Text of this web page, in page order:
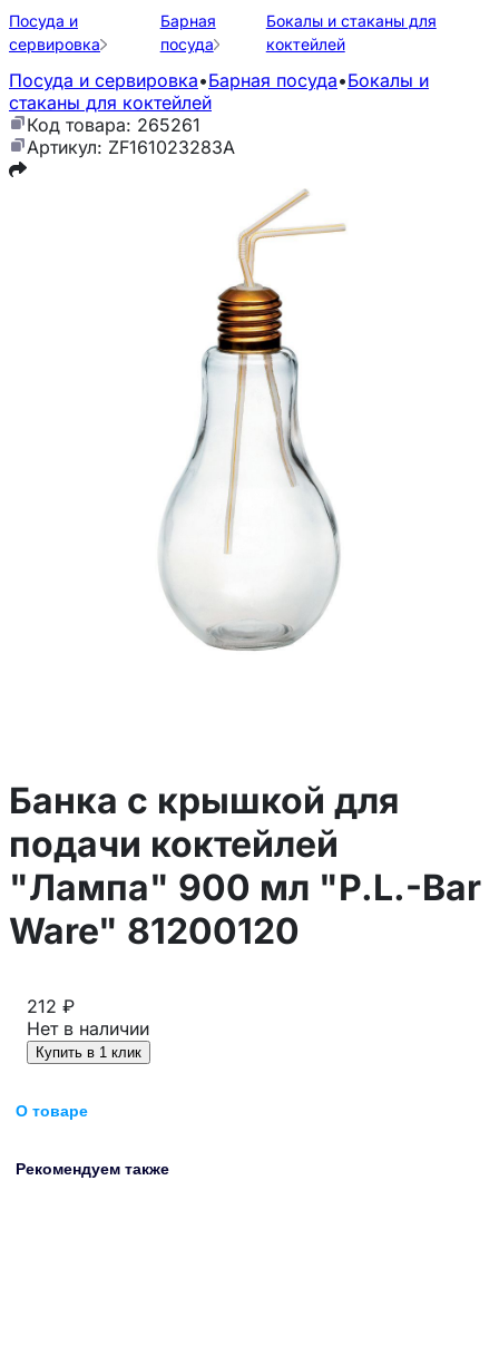
Посуда и
сервировка
Барная
посуда
Бокалы и стаканы для
коктейлей
Посуда и сервировка•Барная посуда•Бокалы и
стаканы для коктейлей
Код товара: 265261
Артикул: ZF161023283A
Банка c крышкой для
подачи коктейлей
"Лампа" 900 мл "P.L.-Bar
Ware" 81200120
212 ₽
Нет в наличии
Купить в 1 клик
О товаре
Рекомендуем также